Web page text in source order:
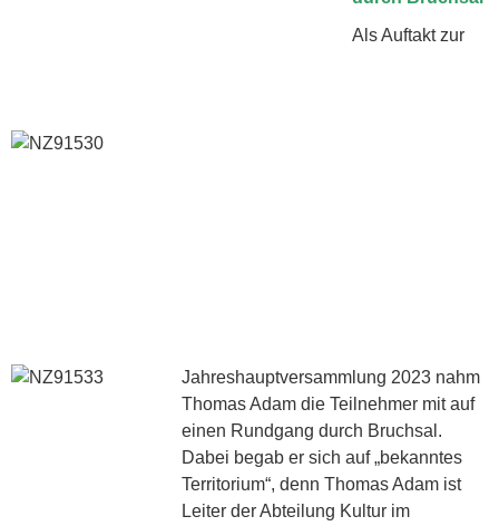
Als Auftakt zur
Jahreshauptversammlung 2023 nahm
Thomas Adam die Teilnehmer mit auf
einen Rundgang durch Bruchsal.
Dabei begab er sich auf „bekanntes
Territorium“, denn Thomas Adam ist
Leiter der Abteilung Kultur im